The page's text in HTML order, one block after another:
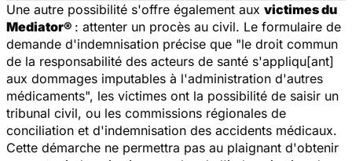
Une autre possibilité s'offre également aux victimes du
Mediator® : attenter un procès au civil. Le formulaire de
demande d'indemnisation précise que "le droit commun
de la responsabilité des acteurs de santé s'appliqu[ant]
aux dommages imputables à l'administration d'autres
médicaments", les victimes ont la possibilité de saisir un
tribunal civil, ou les commissions régionales de
conciliation et d'indemnisation des accidents médicaux.
Cette démarche ne permettra pas au plaignant d'obtenir